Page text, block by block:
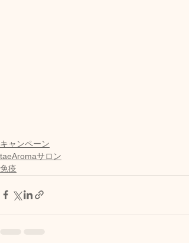
キャンペーン
taeAromaサロン
免疫